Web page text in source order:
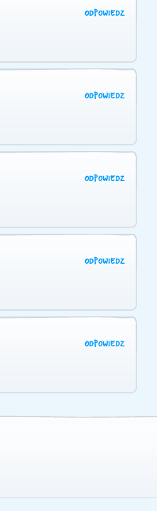
ODPOWIEDZ
ODPOWIEDZ
ODPOWIEDZ
ODPOWIEDZ
ODPOWIEDZ